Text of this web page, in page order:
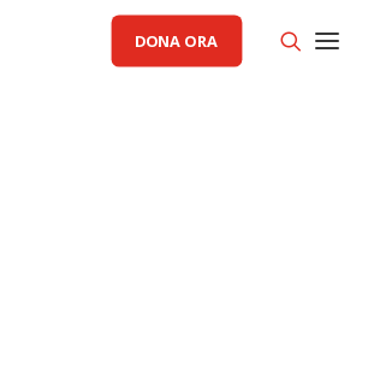
DONA ORA
PP
24 NOV 2013